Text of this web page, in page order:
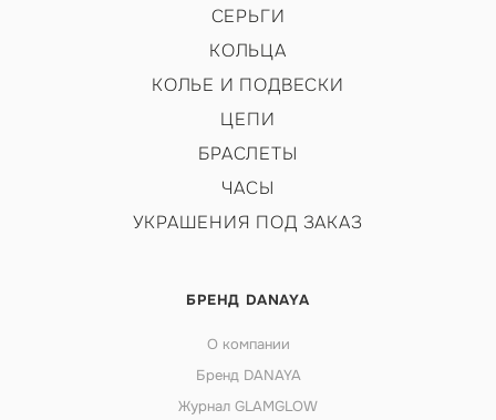
СЕРЬГИ
КОЛЬЦА
КОЛЬЕ И ПОДВЕСКИ
ЦЕПИ
БРАСЛЕТЫ
ЧАСЫ
УКРАШЕНИЯ ПОД ЗАКАЗ
БРЕНД DANAYA
О компании
Бренд DANAYA
Журнал GLAMGLOW